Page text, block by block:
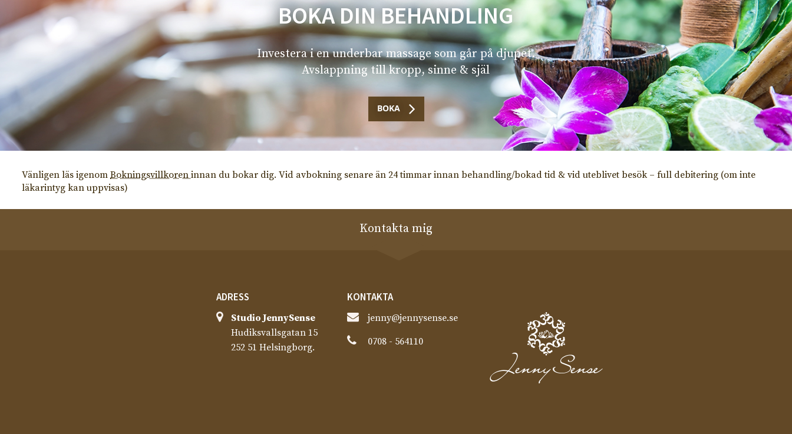
BOKA DIN BEHANDLING
Investera i en underbar massage som går på djupet.
Avslappning till kropp, sinne & själ
BOKA
Vänligen läs igenom Bokningsvillkoreninnan du bokar dig. Vid avbokning senare än 24 timmar innan behandling/bokad tid & vid uteblivet besök – full debitering (om inte
läkarintyg kan uppvisas)
Kontakta mig
ADRESS
Studio JennySense​
Hudiksvallsgatan 15
252 51 Helsingborg.
KONTAKTA
jenny@jennysense.se
0708 - 564110